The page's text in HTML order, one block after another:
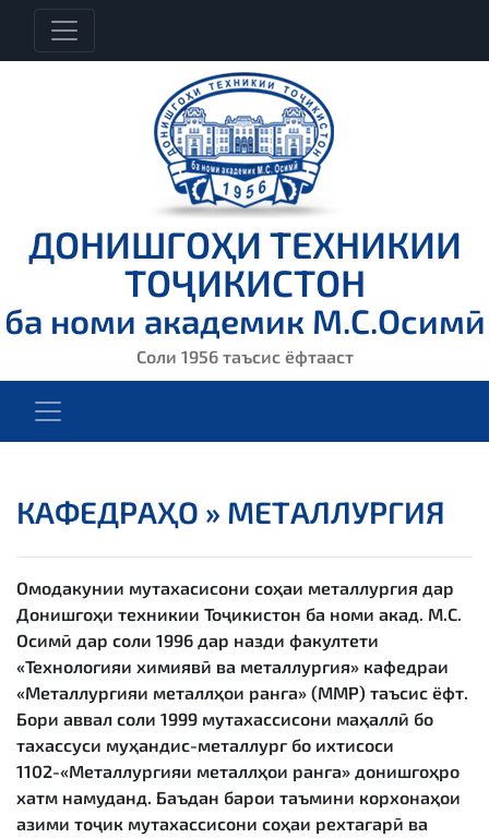
ДОНИШГОҲИ ТЕХНИКИИ
ТОҶИКИСТОН
ба номи академик М.С.Осимӣ
Соли 1956 таъсис ёфтааст
КАФЕДРАҲО » МЕТАЛЛУРГИЯ
Омодакунии мутахасисони соҳаи металлургия дар
Донишгоҳи техникии Тоҷикистон ба номи акад. М.С.
Осимӣ дар соли 1996 дар назди факултети
«Технологияи химиявӣ ва металлургия» кафедраи
«Металлургияи металлҳои ранга» (ММР) таъсис ёфт.
Бори аввал соли 1999 мутахассисони маҳаллӣ бо
тахассуси муҳандис-металлург бо ихтисоси
1102-«Металлургияи металлҳои ранга» донишгоҳро
хатм намуданд. Баъдан барои таъмини корхонаҳои
азими тоҷик мутахассисони соҳаи рехтагарӣ ва